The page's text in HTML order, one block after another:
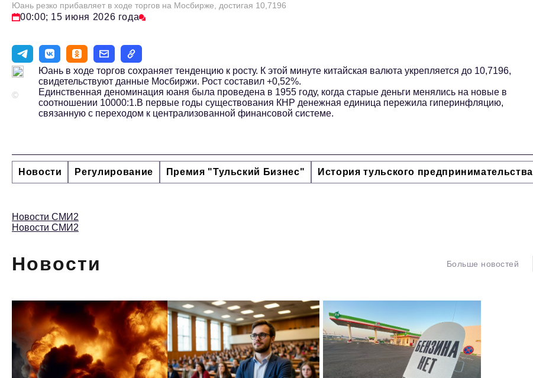
Юань резко прибавляет в ходе торгов на Мосбирже, достигая 10,7196
00:00; 15 июня 2026 года
©
Юань в ходе торгов сохраняет тенденцию к росту. К этой минуте китайская валюта укрепляется до 10,7196,
свидетельствуют данные Мосбиржи. Рост составил +0,52%.
Единственная деноминация юаня была проведена в 1955 году, когда старые деньги менялись на новые в
соотношении 10000:1.В первые годы существования КНР денежная единица пережила гиперинфляцию,
связанную с переходом к централизованной финансовой системе.
Новости Регулирование Премия "Тульский Бизнес" История тульского предпринимательства
Новости СМИ2
Новости СМИ2
Новости Больше новостей